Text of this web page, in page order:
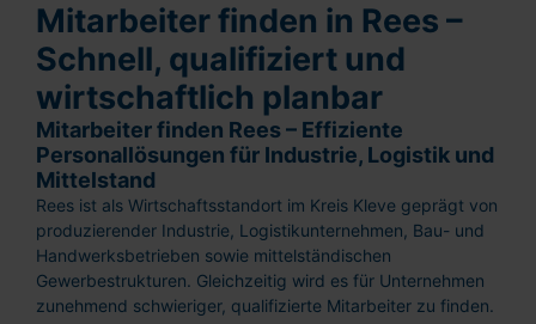
Mitarbeiter finden in Rees –
Schnell, qualifiziert und
wirtschaftlich planbar
Mitarbeiter finden Rees – Effiziente
Personallösungen für Industrie, Logistik und
Mittelstand
Rees ist als Wirtschaftsstandort im Kreis Kleve geprägt von
produzierender Industrie, Logistikunternehmen, Bau- und
Handwerksbetrieben sowie mittelständischen
Gewerbestrukturen. Gleichzeitig wird es für Unternehmen
zunehmend schwieriger, qualifizierte Mitarbeiter zu finden.